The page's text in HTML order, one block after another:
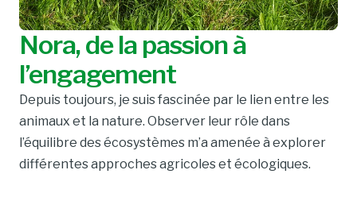
Nora, de la passion à
l’engagement
Depuis toujours, je suis fascinée par le lien entre les
animaux et la nature. Observer leur rôle dans
l’équilibre des écosystèmes m’a amenée à explorer
différentes approches agricoles et écologiques.